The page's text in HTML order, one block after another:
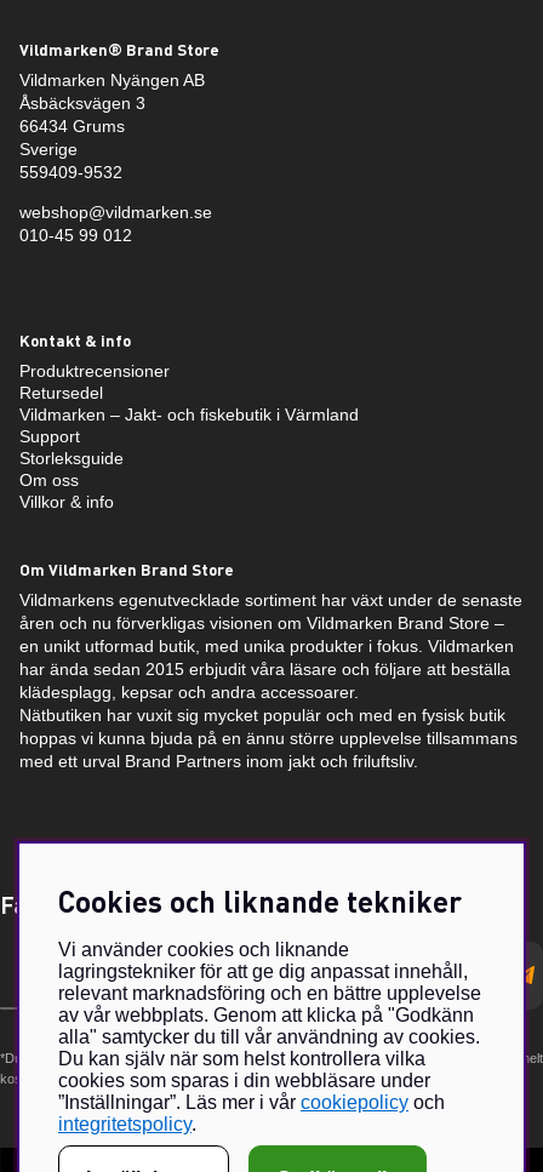
Vildmarken® Brand Store
Vildmarken Nyängen AB
Åsbäcksvägen 3
66434 Grums
Sverige
559409-9532
webshop@vildmarken.se
010-45 99 012
Kontakt & info
Produktrecensioner
Retursedel
Vildmarken – Jakt- och fiskebutik i Värmland
Support
Storleksguide
Om oss
Villkor & info
Om Vildmarken Brand Store
Vildmarkens egenutvecklade sortiment har växt under de senaste
åren och nu förverkligas visionen om Vildmarken Brand Store –
en unikt utformad butik, med unika produkter i fokus. Vildmarken
har ända sedan 2015 erbjudit våra läsare och följare att beställa
klädesplagg, kepsar och andra accessoarer.
Nätbutiken har vuxit sig mycket populär och med en fysisk butik
hoppas vi kunna bjuda på en ännu större upplevelse tillsammans
med ett urval Brand Partners inom jakt och friluftsliv.
Få Magasin Vildmarken direkt till din e-post!*
postadress
*Du kan även få erbjudanden och nyheter från samarbetspartners. Din prenumeration är helt
kostnadsfri och kan avslutas när som helst.
Cookies och liknande tekniker
Vi använder cookies och liknande
lagringstekniker för att ge dig anpassat innehåll,
relevant marknadsföring och en bättre upplevelse
av vår webbplats. Genom att klicka på "Godkänn
alla" samtycker du till vår användning av cookies.
Du kan själv när som helst kontrollera vilka
cookies som sparas i din webbläsare under
”Inställningar”. Läs mer i vår cookiepolicy och
integritetspolicy.